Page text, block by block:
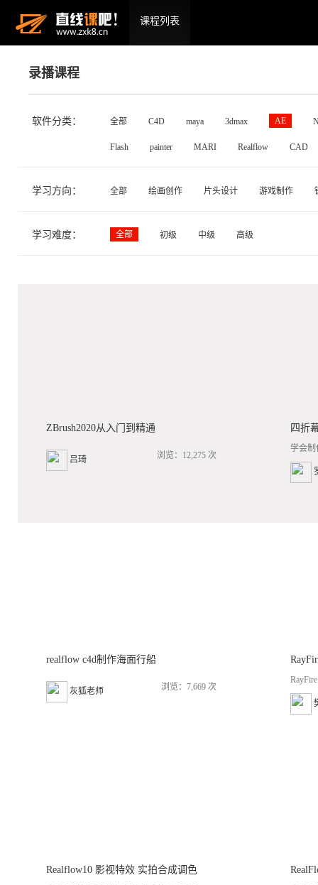
课程列表
录播课程
软件分类： 全部 C4D maya 3dmax AE
Flash painter MARI Realflow CAD
学习方向： 全部 绘画创作 片头设计 游戏制作
学习难度： 全部 初级 中级 高级
ZBrush2020从入门到精通
吕琦 浏览：12,275 次
四折
学会制
realflow c4d制作海面行船
灰狐老师 浏览：7,669 次
Realflow10 影视特效 实拍合成调色